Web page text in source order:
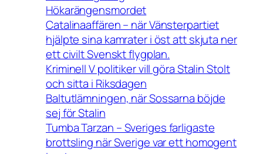
Hökarängensmordet
Catalinaaffären – när Vänsterpartiet
hjälpte sina kamrater i öst att skjuta ner
ett civilt Svenskt flygplan.
Kriminell V politiker vill göra Stalin Stolt
och sitta i Riksdagen
Baltutlämningen, när Sossarna böjde
sej för Stalin
Tumba Tarzan – Sveriges farligaste
brottsling när Sverige var ett homogent